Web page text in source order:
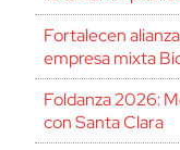
Fortalecen
empresa mixta
Foldanza 2026:
con Santa Clara